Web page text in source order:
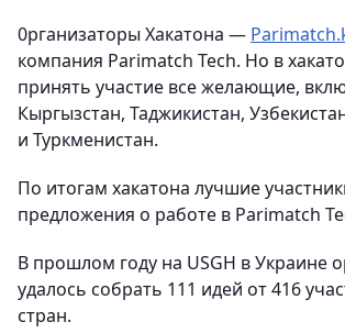
0рганизаторы Хакатона —
компания Parimatch Tech. Но в
принять участие все желающие,
Кыргызстан, Таджикистан,
и Туркменистан.
По итогам хакатона лучшие
предложения о работе в Parimatch
В прошлом году на USGH в Украине
удалось собрать 111 идей от 416
стран.